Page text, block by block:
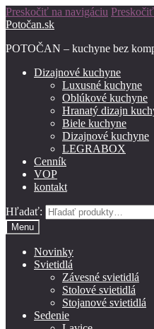
Preskočiť na navigáciu
Potočan.sk
POTOČAN – kuchyne bez
Dizajnové kuchyne
Luxusné kuchyne
Oblúkové kuchyne
Hranatý dizajn
Biele kuchyne
Dizajnové kuchyne
LEGRABOX
Cenník
VOP
kontakt
Hľadať:
Menu
Novinky
Svietidlá
Závesné svietidlá
Stolové svietidlá
Stojanové svietidlá
Sedenie